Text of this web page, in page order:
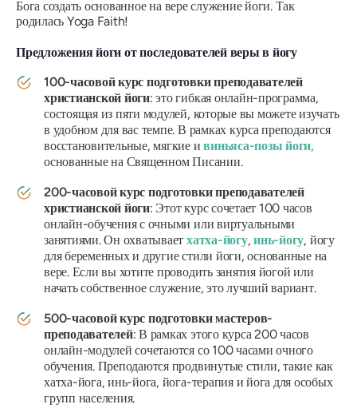
Бога создать основанное на вере служение йоги. Так
родилась Yoga Faith!
Предложения йоги от последователей веры в йогу
100-часовой курс подготовки преподавателей
христианской йоги: это гибкая онлайн-программа,
состоящая из пяти модулей, которые вы можете изучать
в удобном для вас темпе. В рамках курса преподаются
восстановительные, мягкие ивиньяса-позы йоги,
основанные на Священном Писании.
200-часовой курс подготовки преподавателей
христианской йоги: Этот курс сочетает 100 часов
онлайн-обучения с очными или виртуальными
занятиями. Он охватывает хатха-йогу,инь-йогу, йогу
для беременных и другие стили йоги, основанные на
вере. Если вы хотите проводить занятия йогой или
начать собственное служение, это лучший вариант.
500-часовой курс подготовки мастеров-
преподавателей: В рамках этого курса 200 часов
онлайн-модулей сочетаются со 100 часами очного
обучения. Преподаются продвинутые стили, такие как
хатха-йога, инь-йога, йога-терапия и йога для особых
групп населения.